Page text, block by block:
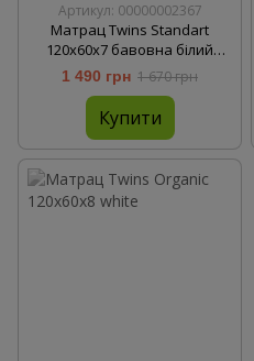
Артикул: 00000002367
Матрац Twins Standart
120x60x7 бавовна білий
5000-23TSBB, white, білий
1 490 грн 1 670 грн
Купити